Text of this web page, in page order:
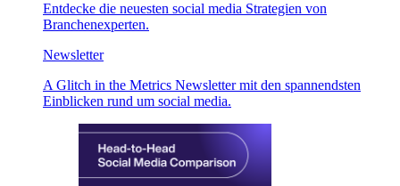
Entdecke die neuesten social media Strategien von
Branchenexperten.
Newsletter
A Glitch in the Metrics Newsletter mit den spannendsten
Einblicken rund um social media.